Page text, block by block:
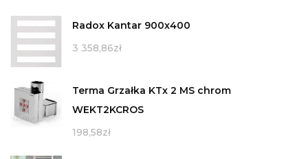
Radox Kantar 900x400
3 358,86zł
Terma Grzałka KTx 2 MS chrom
WEKT2KCROS
198,58zł